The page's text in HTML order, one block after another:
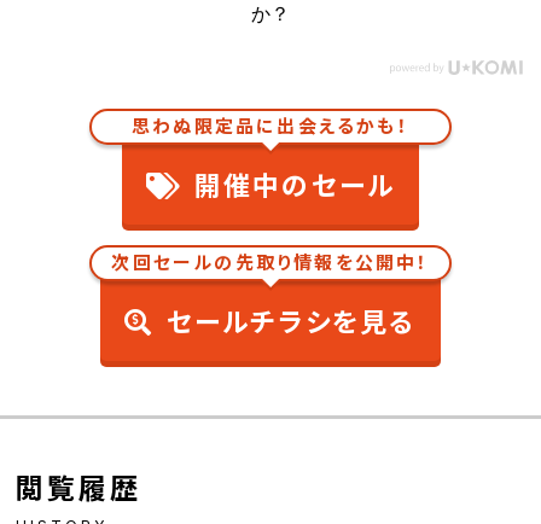
か？
思わぬ限定品に出会えるかも！
開催中のセール
次回セールの先取り情報を公開中！
セールチラシを見る
閲覧履歴